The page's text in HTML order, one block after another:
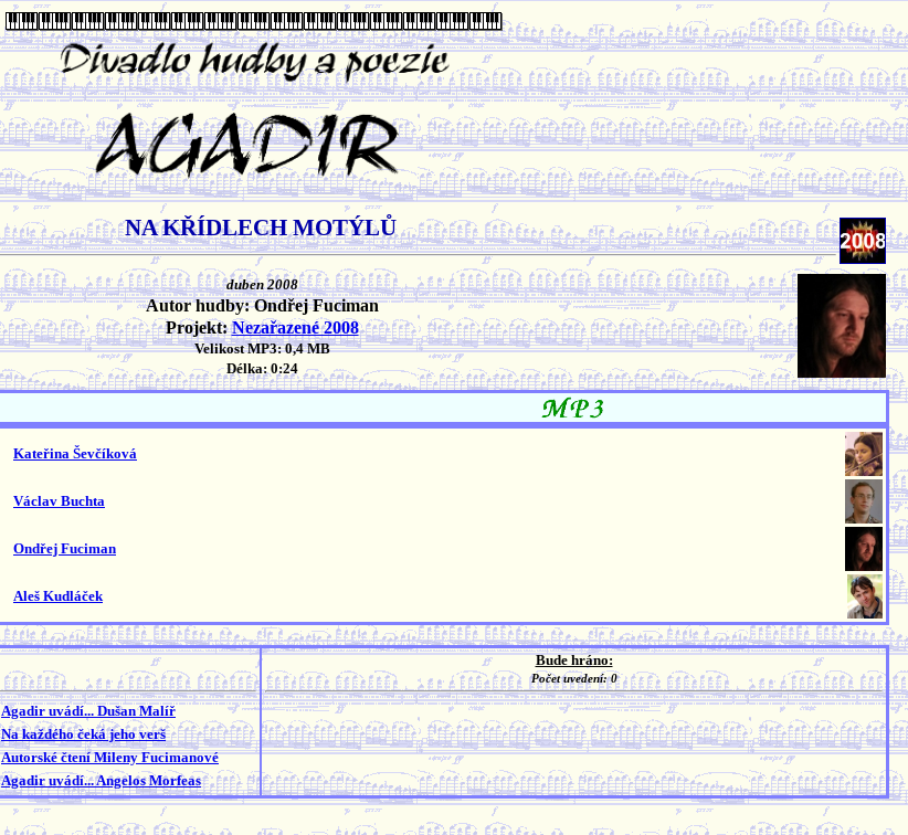
NA KŘÍDLECH MOTÝLŮ
duben 2008
Autor hudby: Ondřej Fuciman
Projekt:Nezařazené 2008
Velikost MP3: 0,4 MB
Délka: 0:24
Kateřina Ševčíková
Václav Buchta
Ondřej Fuciman
Aleš Kudláček
Agadir uvádí... Dušan Malíř
Na každého čeká jeho verš
Autorské čtení Mileny Fucimanové
Agadir uvádí... Angelos Morfeas
Bude hráno:
Počet uvedení: 0